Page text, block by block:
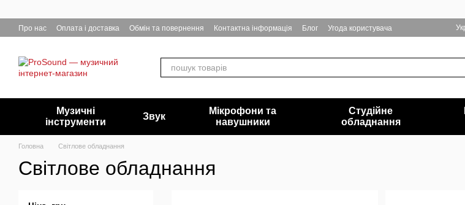
Про нас Оплата і доставка Обмін та повернення Контактна інформація Блог Угода користувача
Музичні
інструменти
Звук
Мікрофони та
навушники
Студійне
обладнання
Головна Світлове обладнання
Світлове обладнання